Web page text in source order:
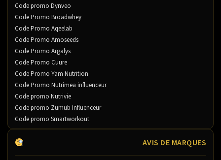
Code promo Dynveo
Code Promo Broadwhey
Code Promo Aqeelab
Code Promo Amoseeds
Code Promo Argalys
Code Promo Cuure
Code Promo Yam Nutrition
Code Promo Nutrimea influenceur
Code promo Nutrivie
Code promo Zumub Influenceur
Code promo Smartworkout
AVIS DE MARQUES